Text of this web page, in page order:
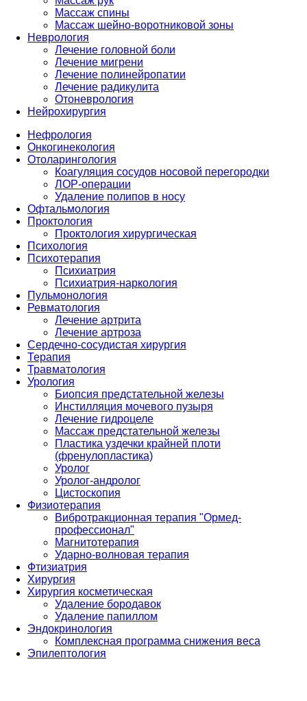
Массаж спины
Массаж шейно-воротниковой зоны
Неврология
Лечение головной боли
Лечение мигрени
Лечение полинейропатии
Лечение радикулита
Отоневрология
Нейрохирургия
Нефрология
Онкогинекология
Отоларингология
Коагуляция сосудов носовой перегородки
ЛОР-операции
Удаление полипов в носу
Офтальмология
Проктология
Проктология хирургическая
Психология
Психотерапия
Психиатрия
Психиатрия-наркология
Пульмонология
Ревматология
Лечение артрита
Лечение артроза
Сердечно-сосудистая хирургия
Терапия
Травматология
Урология
Биопсия предстательной железы
Инстилляция мочевого пузыря
Лечение гидроцеле
Массаж предстательной железы
Пластика уздечки крайней плоти
(френулопластика)
Уролог
Уролог-андролог
Цистоскопия
Физиотерапия
Вибротракционная терапия "Ормед-
профессионал"
Магнитотерапия
Ударно-волновая терапия
Фтизиатрия
Хирургия
Хирургия косметическая
Удаление бородавок
Удаление папиллом
Эндокринология
Комплексная программа снижения веса
Эпилептология